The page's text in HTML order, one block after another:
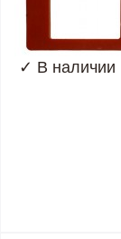
✓ В наличии